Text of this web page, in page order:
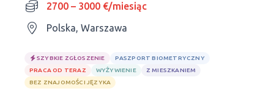
2700 – 3000 €/miesiąc
Polska, Warszawa
SZYBKIE ZGŁOSZENIE
PASZPORT BIOMETRYCZNY
PRACA OD TERAZ
WYŻYWIENIE
Z MIESZKANIEM
BEZ ZNAJOMOŚCI JĘZYKA